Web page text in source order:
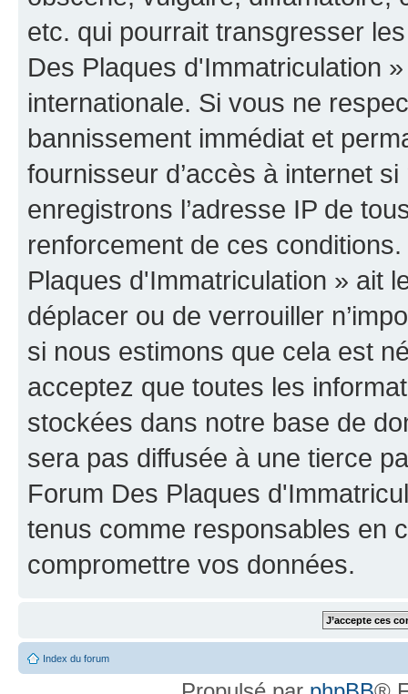
etc. qui pourrait transgresser
Des Plaques d'Immatriculation
internationale. Si vous ne
bannissement immédiat et
fournisseur d’accès à internet
enregistrons l’adresse IP de
renforcement de ces
Plaques d'Immatriculation » ait
déplacer ou de verrouiller
si nous estimons que cela est
acceptez que toutes les
stockées dans notre base de
sera pas diffusée à une tierce
Forum Des Plaques
tenus comme responsables en
compromettre vos données.
Index du forum